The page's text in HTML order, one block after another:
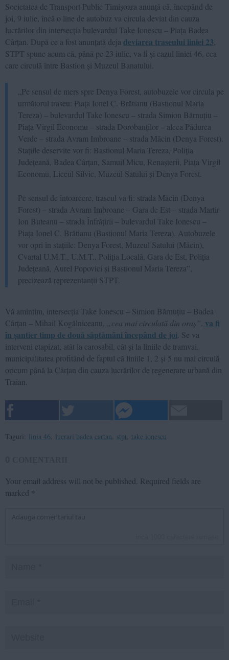
Societatea de Transport Public Timișoara anunță că, începând de
joi, 9 iulie, încă o line de autobuz va circula deviat din cauza
lucrărilor din intersecția bulevardul Take Ionescu – Piața Badea
Cârțan. După ce a fost anunțată deja deviarea traseului liniei 23
STPT spune acum că, până pe 23 iulie, va fi și cazul liniei 46, cea
care circulă între Bastion și Muzeul Banatului.
„Pe sensul de mers spre Denya Forest, autobuzele vor circula pe
următorul traseu: Piața Ionel C. Brătianu (Bastionul Maria
Tereza) – bulevardul Take Ionescu – strada Simion Bărnuțiu –
Piața Virgil Economu – strada Dorobanților – aleea Pădurea
Verde – strada Avram Imbroane – strada Măcin (Denya Forest).
Stațiile deservite vor fi: Bastionul Maria Tereza, Poliția
Județeană, Badea Cârțan, Samuil Micu, Renașterii, Piața Virgil
Economu, Liceul Silvic, Muzeul Satului și Denya Forest.
Pe sensul de întoarcere, traseul va fi: strada Măcin (Denya
Forest) – strada Avram Imbroane – Gara de Est – strada Martir
Ion Buteanu – strada Înfrățirii – bulevardul Take Ionescu –
Piața Ionel C. Brătianu (Bastionul Maria Tereza). Autobuzele
vor opri în stațiile: Denya Forest, Muzeul Satului (Măcin),
Cvartal U.M.T., U.M.T., Poliția Locală, Gara de Est, Poliția
Județeană, Aurel Popovici și Bastionul Maria Tereza”,
precizează reprezentanții STPT.
Vă amintim, intersecția Take Ionescu – Simion Bărnuțiu – Badea
Cârțan – Mihail Kogălniceanu, „cea mai circulată din oraș” va fi
în șantier timp de două săptămâni începând de joi . Se va
interveni etapizat, atât la carosabil, cât și la liniile de tramvai,
municipalitatea profitând de faptul că liniile 1, 2 și 5 nu mai circulă
oricum până la Cârțan din cauza lucrărilor de regenerare urbană din
Traian.
Taguri: linia 46 lucrari badea cartan stpt take ionescu
Your email address will not be published. Required fields are
marked *